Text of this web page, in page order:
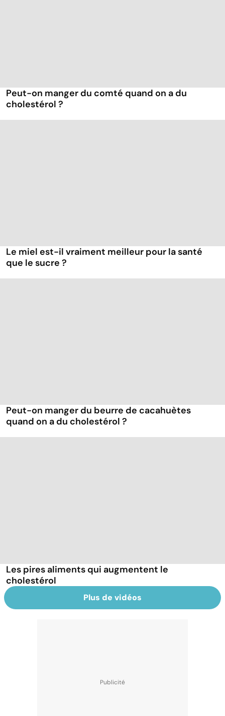
Peut-on manger du comté quand on a du
cholestérol ?
Le miel est-il vraiment meilleur pour la santé
que le sucre ?
Peut-on manger du beurre de cacahuètes
quand on a du cholestérol ?
Les pires aliments qui augmentent le
cholestérol
Plus de vidéos